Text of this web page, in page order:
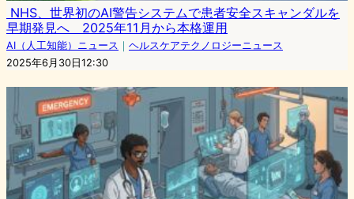
NHS、世界初のAI警告システムで患者安全スキャンダルを
早期発見へ 2025年11月から本格運用
AI（人工知能）ニュース ｜ ヘルスケアテクノロジーニュース
2025年6月30日12:30